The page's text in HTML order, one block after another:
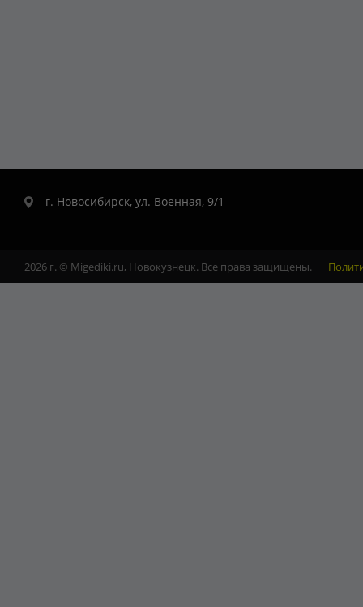
г. Новосибирск, ул. Военная, 9/1
2026 г. © Migediki.ru, Новокузнецк. Все права защищены.